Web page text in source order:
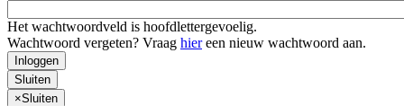
Het wachtwoordveld is hoofdlettergevoelig.
Wachtwoord vergeten? Vraag hiereen nieuw wachtwoord aan.
Inloggen
Sluiten
×Sluiten